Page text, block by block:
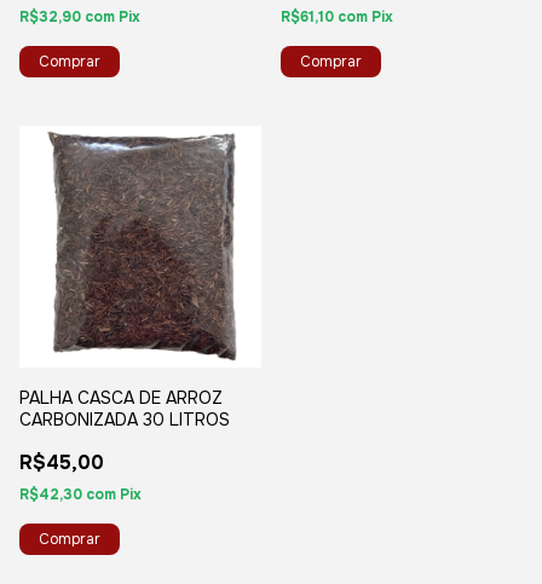
R$32,90 com Pix R$61,10 com Pix
PALHA CASCA DE ARROZ
CARBONIZADA 30 LITROS
R$45,00
R$42,30 com Pix